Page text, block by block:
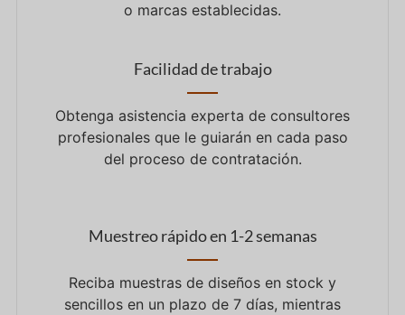
o marcas establecidas.
Facilidad de trabajo
Obtenga asistencia experta de consultores
profesionales que le guiarán en cada paso
del proceso de contratación.
Muestreo rápido en 1-2 semanas
Reciba muestras de diseños en stock y
sencillos en un plazo de 7 días, mientras